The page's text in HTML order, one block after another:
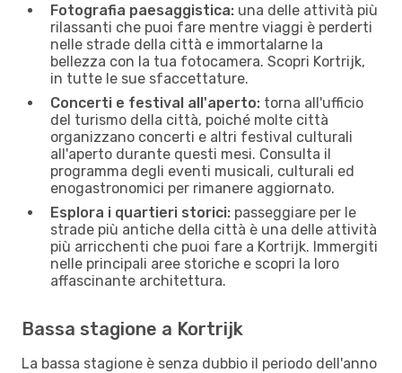
Fotografia paesaggistica: una delle attività più
rilassanti che puoi fare mentre viaggi è perderti
nelle strade della città e immortalarne la
bellezza con la tua fotocamera. Scopri Kortrijk,
in tutte le sue sfaccettature.
Concerti e festival all'aperto: torna all'ufficio
del turismo della città, poiché molte città
organizzano concerti e altri festival culturali
all'aperto durante questi mesi. Consulta il
programma degli eventi musicali, culturali ed
enogastronomici per rimanere aggiornato.
Esplora i quartieri storici: passeggiare per le
strade più antiche della città è una delle attività
più arricchenti che puoi fare a Kortrijk. Immergiti
nelle principali aree storiche e scopri la loro
affascinante architettura.
Bassa stagione a Kortrijk
La bassa stagione è senza dubbio il periodo dell'anno